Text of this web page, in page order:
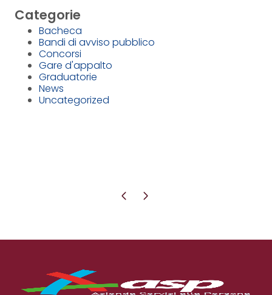
Categorie
Bacheca
Bandi di avviso pubblico
Concorsi
Gare d'appalto
Graduatorie
News
Uncategorized
Pagina precedente
Pagina successiva